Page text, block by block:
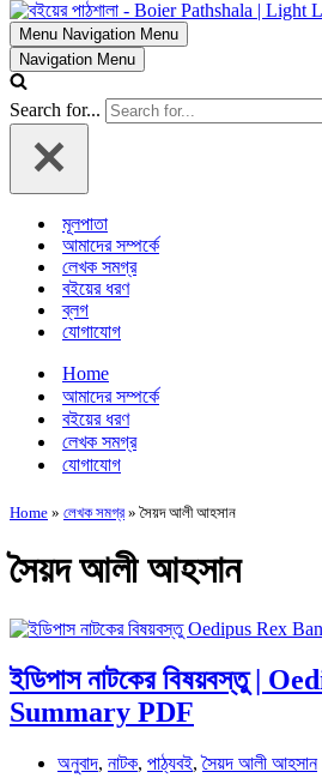
Menu Navigation Menu
Navigation Menu
Search for...
মূলপাতা
আমাদের সম্পর্কে
লেখক সমগ্র
বইয়ের ধরণ
ব্লগ
যোগাযোগ
Home
আমাদের সম্পর্কে
বইয়ের ধরণ
লেখক সমগ্র
যোগাযোগ
Home » লেখক সমগ্র »সৈয়দ আলী আহসান
সৈয়দ আলী আহসান
ইডিপাস নাটকের বিষয়বস্তু |
Summary PDF
অনুবাদ, নাটক, পাঠ্যবই,সৈয়দ আলী আহসান